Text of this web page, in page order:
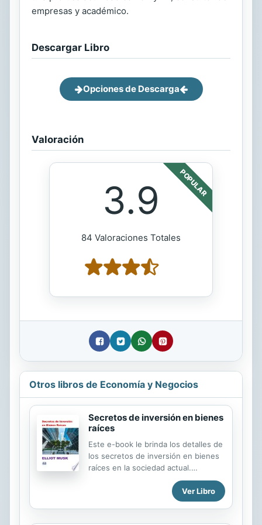
empresas y académico.
Descargar Libro
Opciones de Descarga
Valoración
POPULAR
3.9
84 Valoraciones Totales
Otros libros de Economía y Negocios
Secretos de inversión en bienes
raíces
Este e-book le brinda los detalles de
los secretos de inversión en bienes
raíces en la sociedad actual.
Presentamos secretos de inversión
en bienes raíces: Descubra las ideas
celosamente guardadas de los
Ver Libro